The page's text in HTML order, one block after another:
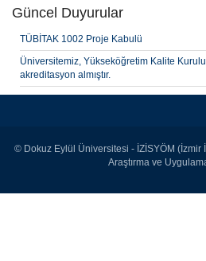
Güncel Duyurular
TÜBİTAK 1002 Proje Kabulü
Üniversitemiz, Yükseköğretim Kalite
akreditasyon almıştır.
© Dokuz Eylül Üniversitesi - İZİSYÖM
Araştırma ve